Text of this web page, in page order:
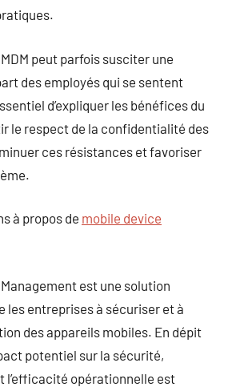
peut parfois susciter une
des employés qui se sentent
d’expliquer les bénéfices du
le respect de la confidentialité des
ces résistances et favoriser
à propos de mobile device
est une solution
les entreprises à sécuriser et à
des appareils mobiles. En dépit
potentiel sur la sécurité,
l’efficacité opérationnelle est